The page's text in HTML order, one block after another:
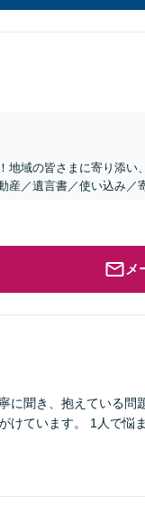
地域の皆さまに寄り添い
／遺言書／使い込み／
メ
に聞き、抱えている問
ています。 1人で悩